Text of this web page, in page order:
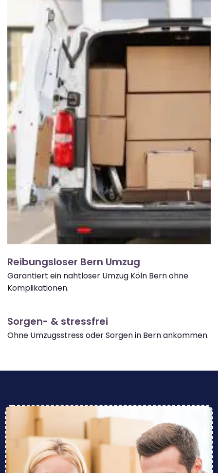
Reibungsloser Bern Umzug
Garantiert ein nahtloser Umzug Köln Bern ohne
Komplikationen.
Sorgen- & stressfrei
Ohne Umzugsstress oder Sorgen in Bern ankommen.